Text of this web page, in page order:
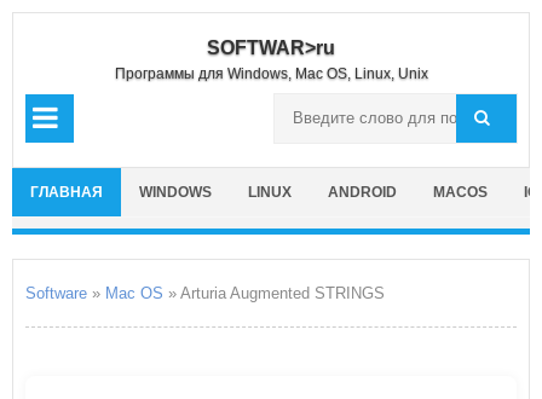
SOFTWAR>ru
Программы для Windows, Mac OS, Linux, Unix
ГЛАВНАЯ WINDOWS LINUX ANDROID MACOS
Software » Mac OS » Arturia Augmented STRINGS